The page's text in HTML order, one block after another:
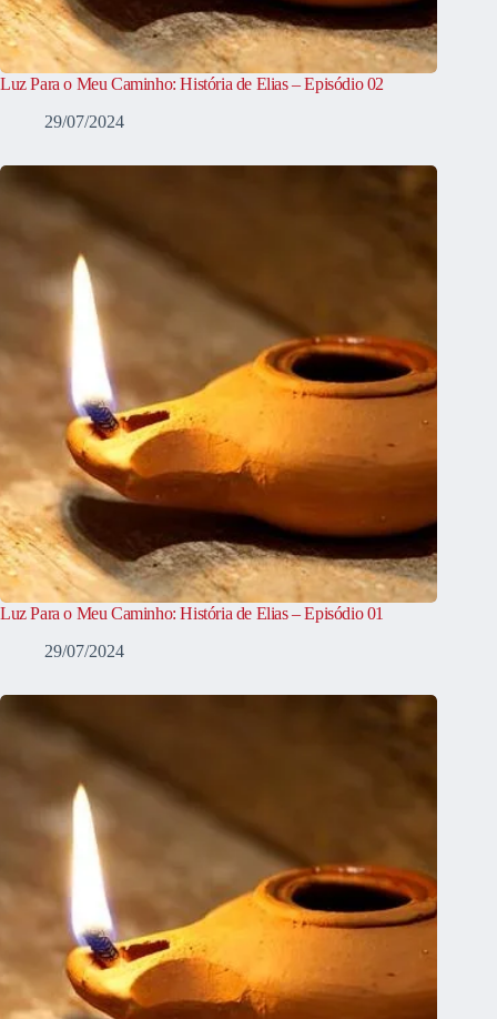
Luz Para o Meu Caminho: História de Elias – Episódio 02
29/07/2024
Luz Para o Meu Caminho: História de Elias – Episódio 01
29/07/2024